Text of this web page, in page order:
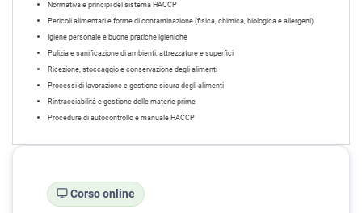
Normativa e principi del sistema HACCP
Pericoli alimentari e forme di contaminazione (fisica, chimica, biologica e allergeni)
Igiene personale e buone pratiche igieniche
Pulizia e sanificazione di ambienti, attrezzature e superfici
Ricezione, stoccaggio e conservazione degli alimenti
Processi di lavorazione e gestione sicura degli alimenti
Rintracciabilità e gestione delle materie prime
Procedure di autocontrollo e manuale HACCP
Corso online